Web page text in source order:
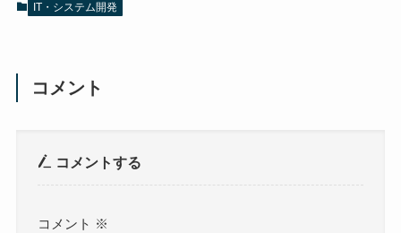
IT・システム開発
コメント
コメントする
コメント ※